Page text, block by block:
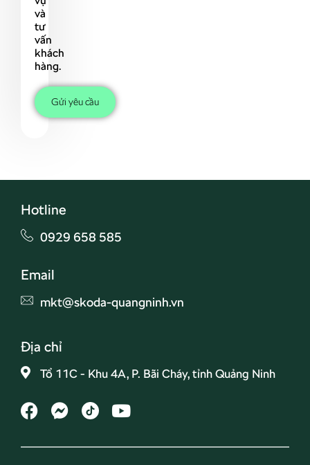
và
tư
vấn
khách
hàng.
Gửi yêu cầu
Hotline
0929 658 585
Email
mkt@skoda-quangninh.vn
Địa chỉ
Tổ 11C - Khu 4A, P. Bãi Cháy, tỉnh Quảng Ninh